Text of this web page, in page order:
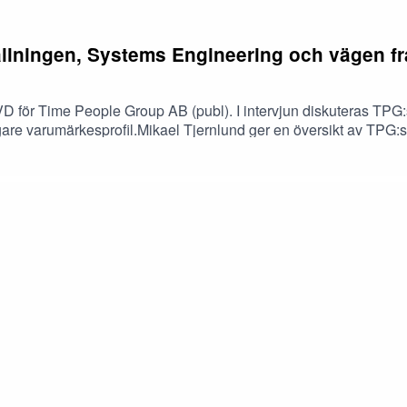
Systems Engineering och vägen
för Time People Group AB (publ). I intervjun diskuteras
varumärkesprofil.Mikael Tjernlund ger en översikt av
och sin kundbas. Samtalet fördjupar sig i vad
mer skalbar kostnadsstruktur. Vidare diskuteras den
samt syftet med den pågående företrädesemissionen.
Impala Nordic. Disclaimer** Inget som sägs i podden är en